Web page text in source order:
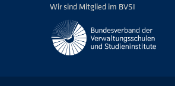
Wir sind Mitglied im BVSI